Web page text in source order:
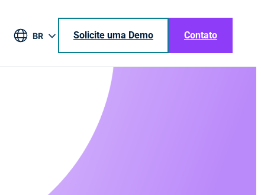
BR
Solicite uma Demo Contato